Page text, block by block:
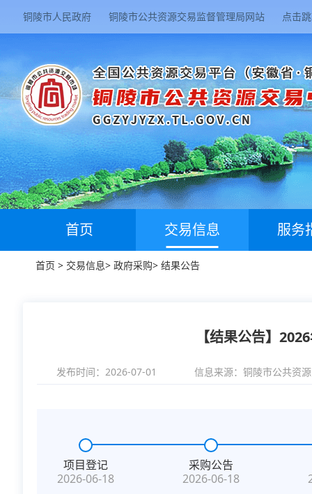
铜陵市人民政府 铜陵市公共资源交易监督管理局网站 点击
首页 交易信息 服务
首页 > 交易信息> 政府采购> 结果公告
【结果公告】
发布时间：2026-07-01 信息来源： 铜陵市公共资
项目登记
2026-06-18
采购公告
2026-06-18